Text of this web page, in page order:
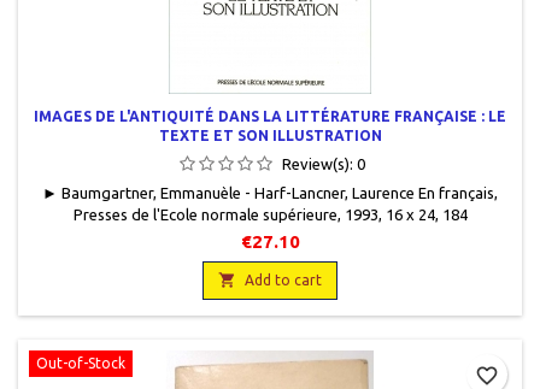
IMAGES DE L'ANTIQUITÉ DANS LA LITTÉRATURE FRANÇAISE : LE
TEXTE ET SON ILLUSTRATION
Review(s): 0
► Baumgartner, Emmanuèle - Harf-Lancner, Laurence En français,
Presses de l'Ecole normale supérieure, 1993, 16 x 24, 184
pages, broché. Neuf. 9782728801824
€27.10
 Add to cart
Out-of-Stock
favorite_border